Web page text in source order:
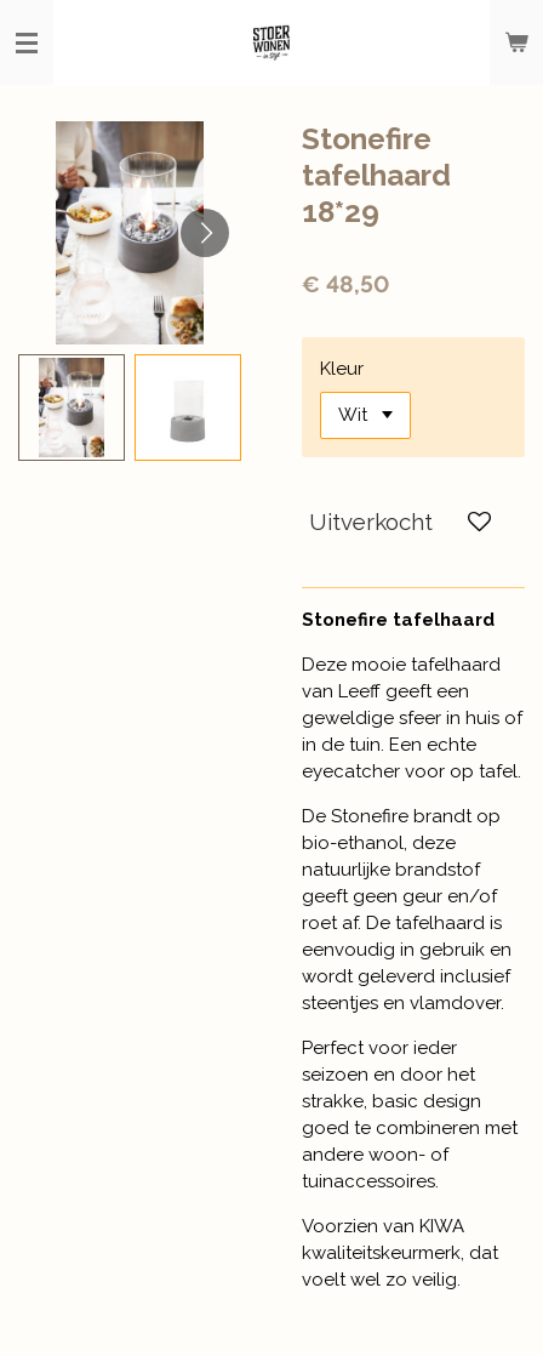
direct
hoofdinhoud
Stonefire
tafelhaard
18*29
€ 48,50
Kleur
Uitverkocht
Stonefire tafelhaard
Deze mooie tafelhaard
van Leeff geeft een
geweldige sfeer in huis of
in de tuin. Een echte
eyecatcher voor op tafel.
De Stonefire brandt op
bio-ethanol, deze
natuurlijke brandstof
geeft geen geur en/of
roet af. De tafelhaard is
eenvoudig in gebruik en
wordt geleverd inclusief
steentjes en vlamdover.
Perfect voor ieder
seizoen en door het
strakke, basic design
goed te combineren met
andere woon- of
tuinaccessoires.
Voorzien van KIWA
kwaliteitskeurmerk, dat
voelt wel zo veilig.